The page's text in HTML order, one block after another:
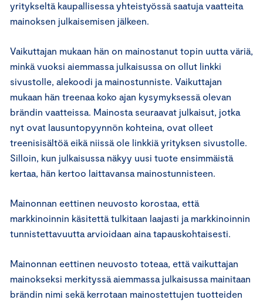
yritykseltä kaupallisessa yhteistyössä saatuja vaatteita
mainoksen julkaisemisen jälkeen.
Vaikuttajan mukaan hän on mainostanut topin uutta väriä,
minkä vuoksi aiemmassa julkaisussa on ollut linkki
sivustolle, alekoodi ja mainostunniste. Vaikuttajan
mukaan hän treenaa koko ajan kysymyksessä olevan
brändin vaatteissa. Mainosta seuraavat julkaisut, jotka
nyt ovat lausuntopyynnön kohteina, ovat olleet
treenisisältöä eikä niissä ole linkkiä yrityksen sivustolle.
Silloin, kun julkaisussa näkyy uusi tuote ensimmäistä
kertaa, hän kertoo laittavansa mainostunnisteen.
Mainonnan eettinen neuvosto korostaa, että
markkinoinnin käsitettä tulkitaan laajasti ja markkinoinnin
tunnistettavuutta arvioidaan aina tapauskohtaisesti.
Mainonnan eettinen neuvosto toteaa, että vaikuttajan
mainokseksi merkityssä aiemmassa julkaisussa mainitaan
brändin nimi sekä kerrotaan mainostettujen tuotteiden